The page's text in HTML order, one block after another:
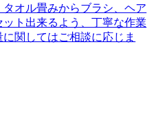
オル畳みからブラシ、ヘア
ト出来るよう、丁寧な作業
関してはご相談に応じま